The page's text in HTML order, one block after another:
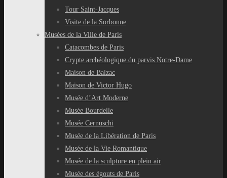
Tour Saint-Jacques
Visite de la Sorbonne
Musées de la Ville de Paris
Catacombes de Paris
Crypte archéologique du parvis Notre-Dame
Maison de Balzac
Maison de Victor Hugo
Musée d’Art Moderne
Musée Bourdelle
Musée Cernuschi
Musée de la Libération de Paris
Musée de la Vie Romantique
Musée de la sculpture en plein air
Musée des égouts de Paris